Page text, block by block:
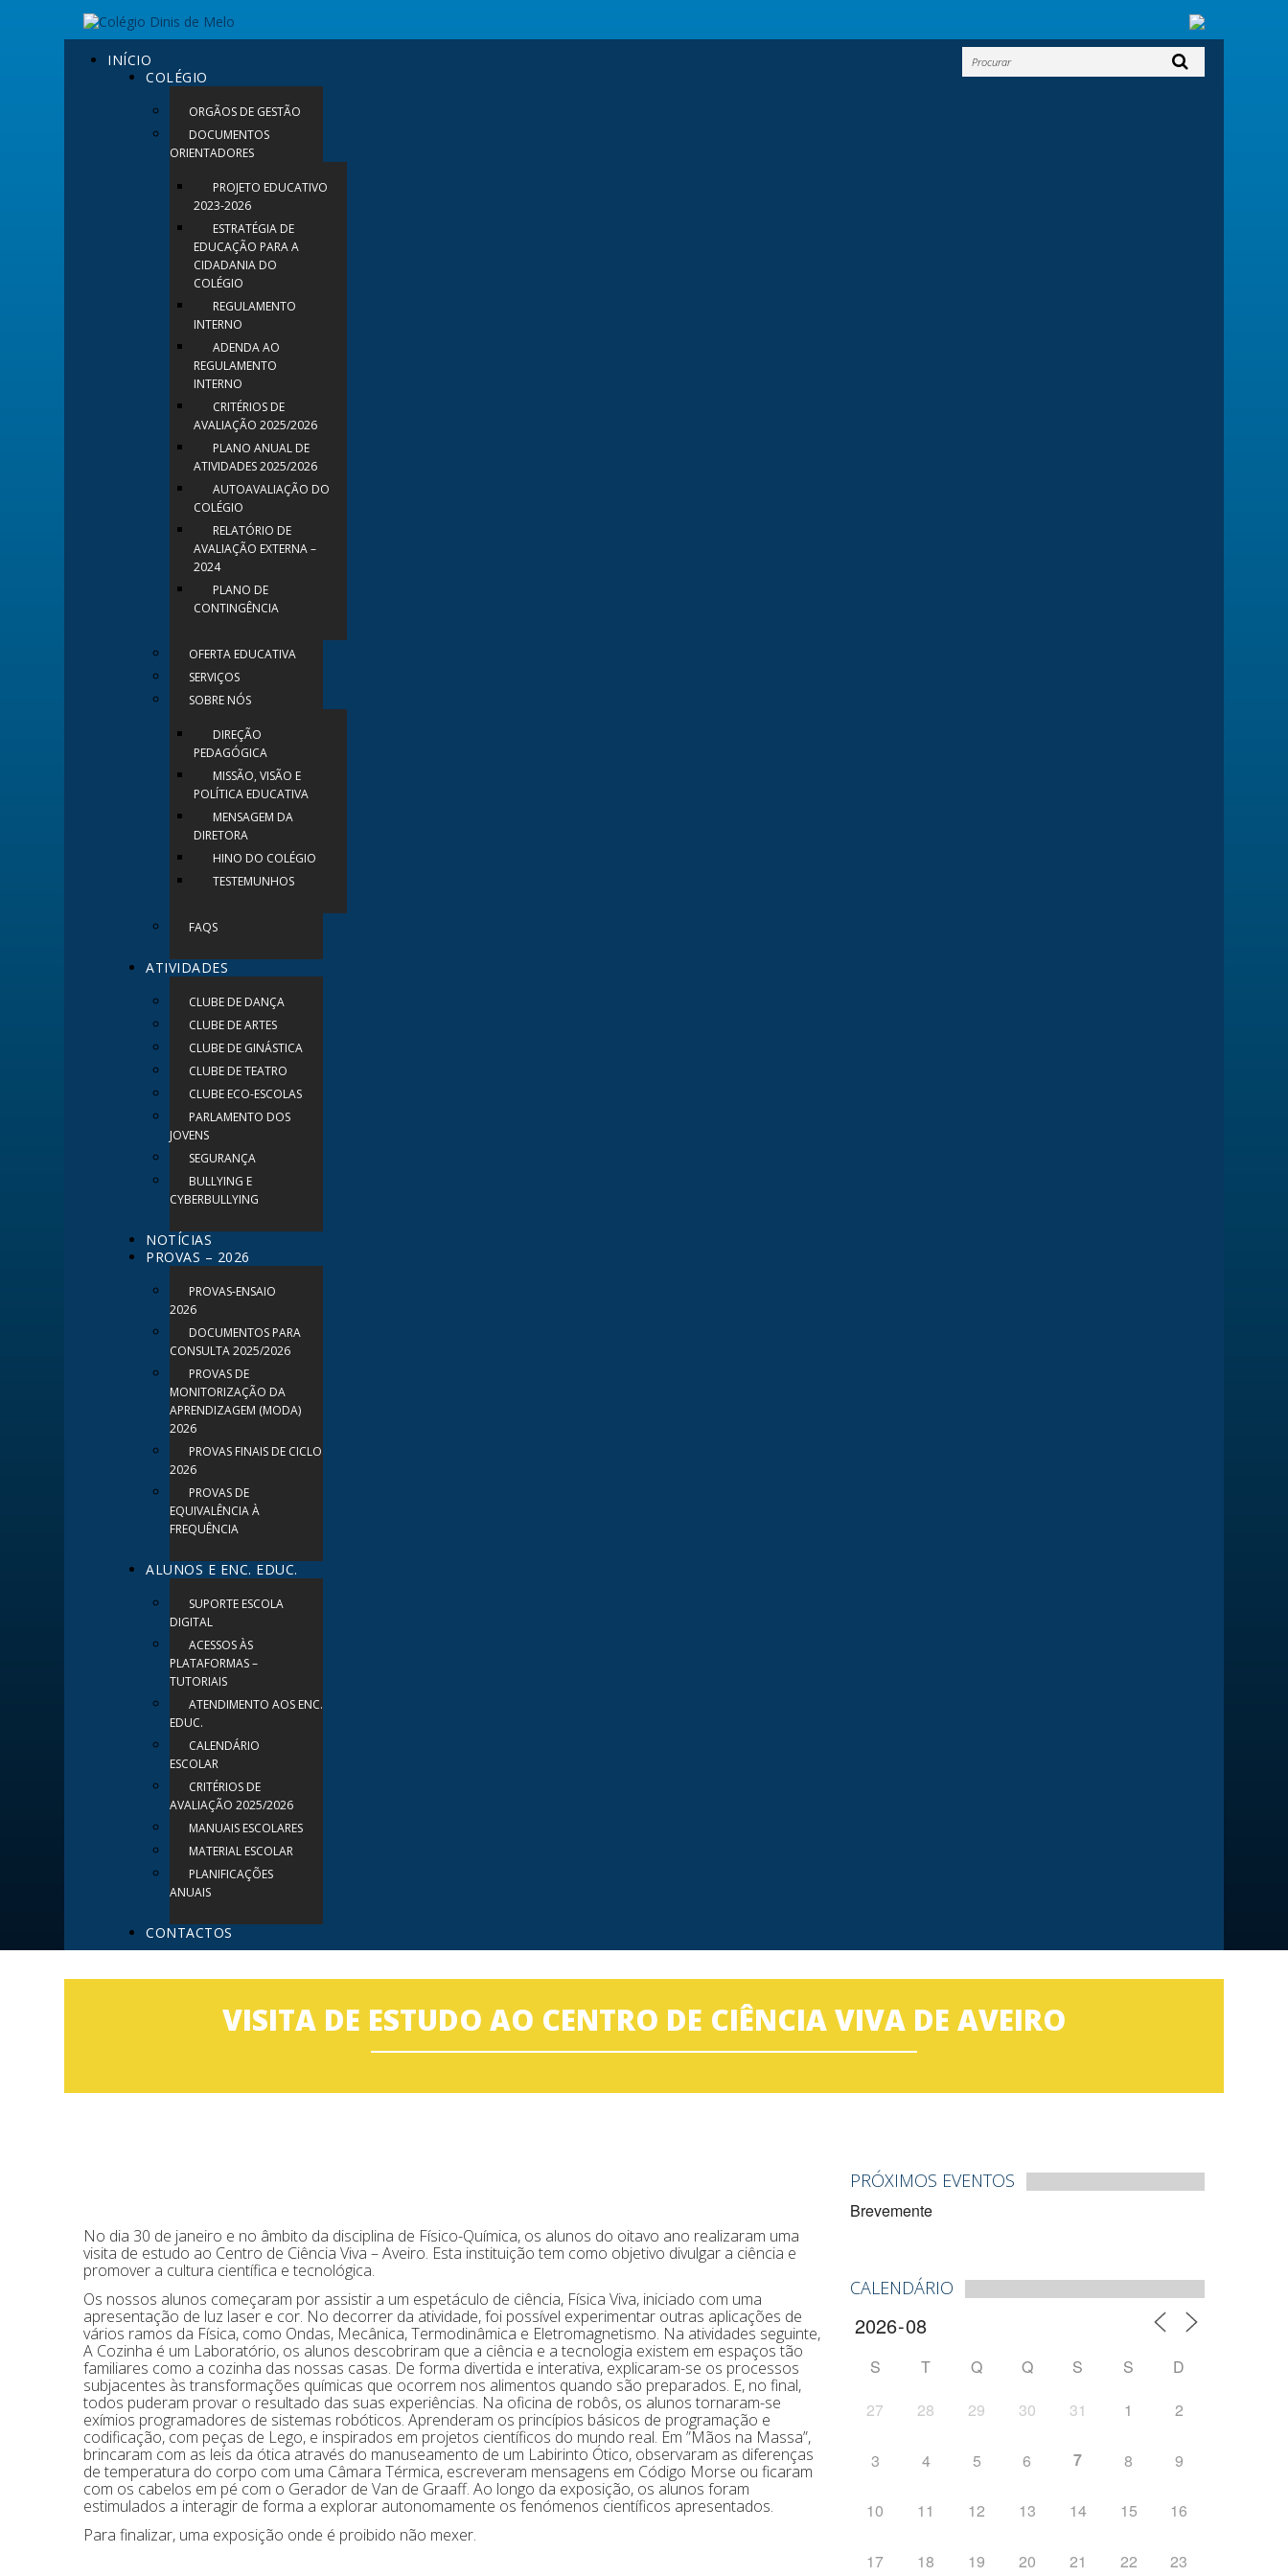
INÍCIO
COLÉGIO
ORGÃOS DE GESTÃO
DOCUMENTOS
ORIENTADORES
PROJETO EDUCATIVO
2023-2026
ESTRATÉGIA DE
EDUCAÇÃO PARA A
CIDADANIA DO
COLÉGIO
REGULAMENTO
INTERNO
ADENDA AO
REGULAMENTO
INTERNO
CRITÉRIOS DE
AVALIAÇÃO 2025/2026
PLANO ANUAL DE
ATIVIDADES 2025/2026
AUTOAVALIAÇÃO DO
COLÉGIO
RELATÓRIO DE
AVALIAÇÃO EXTERNA –
2024
PLANO DE
CONTINGÊNCIA
OFERTA EDUCATIVA
SERVIÇOS
SOBRE NÓS
DIREÇÃO
PEDAGÓGICA
MISSÃO, VISÃO E
POLÍTICA EDUCATIVA
MENSAGEM DA
DIRETORA
HINO DO COLÉGIO
TESTEMUNHOS
FAQS
ATIVIDADES
CLUBE DE DANÇA
CLUBE DE ARTES
CLUBE DE GINÁSTICA
CLUBE DE TEATRO
CLUBE ECO-ESCOLAS
PARLAMENTO DOS
JOVENS
SEGURANÇA
BULLYING E
CYBERBULLYING
NOTÍCIAS
PROVAS – 2026
PROVAS-ENSAIO
2026
DOCUMENTOS PARA
CONSULTA 2025/2026
PROVAS DE
MONITORIZAÇÃO DA
APRENDIZAGEM (MODA)
2026
PROVAS FINAIS DE CICLO
2026
PROVAS DE
EQUIVALÊNCIA À
FREQUÊNCIA
ALUNOS E ENC. EDUC.
SUPORTE ESCOLA
DIGITAL
ACESSOS ÀS
PLATAFORMAS –
TUTORIAIS
ATENDIMENTO AOS ENC.
EDUC.
CALENDÁRIO
ESCOLAR
CRITÉRIOS DE
AVALIAÇÃO 2025/2026
MANUAIS ESCOLARES
MATERIAL ESCOLAR
PLANIFICAÇÕES
ANUAIS
CONTACTOS
VISITA DE ESTUDO AO CENTRO DE CIÊNCIA VIVA DE AVEIRO
No dia 30 de janeiro e no âmbito da disciplina de Físico-Química, os alunos do oitavo ano realizaram uma
visita de estudo ao Centro de Ciência Viva – Aveiro. Esta instituição tem como objetivo divulgar a ciência e
promover a cultura científica e tecnológica.
Os nossos alunos começaram por assistir a um espetáculo de ciência, Física Viva, iniciado com uma
apresentação de luz laser e cor. No decorrer da atividade, foi possível experimentar outras aplicações de
vários ramos da Física, como Ondas, Mecânica, Termodinâmica e Eletromagnetismo. Na atividades seguinte,
A Cozinha é um Laboratório, os alunos descobriram que a ciência e a tecnologia existem em espaços tão
familiares como a cozinha das nossas casas. De forma divertida e interativa, explicaram-se os processos
subjacentes às transformações químicas que ocorrem nos alimentos quando são preparados. E, no final,
todos puderam provar o resultado das suas experiências. Na oficina de robôs, os alunos tornaram-se
exímios programadores de sistemas robóticos. Aprenderam os princípios básicos de programação e
codificação, com peças de Lego, e inspirados em projetos científicos do mundo real. Em ”Mãos na Massa”,
brincaram com as leis da ótica através do manuseamento de um Labirinto Ótico, observaram as diferenças
de temperatura do corpo com uma Câmara Térmica, escreveram mensagens em Código Morse ou ficaram
com os cabelos em pé com o Gerador de Van de Graaff. Ao longo da exposição, os alunos foram
estimulados a interagir de forma a explorar autonomamente os fenómenos científicos apresentados.
Para finalizar, uma exposição onde é proibido não mexer.
PRÓXIMOS EVENTOS
Brevemente
CALENDÁRIO
S T Q Q S S
D
27
28 29 30 31 1 2
3 4 5 6 7 8 9
10 11 12 13 14 15 16
17 18 19 20 21 22 23